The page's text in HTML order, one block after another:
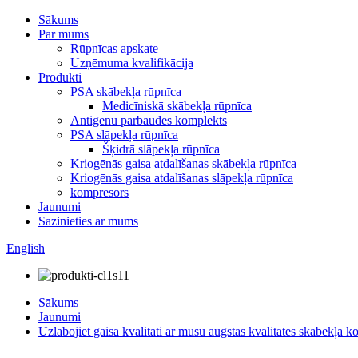
Sākums
Par mums
Rūpnīcas apskate
Uzņēmuma kvalifikācija
Produkti
PSA skābekļa rūpnīca
Medicīniskā skābekļa rūpnīca
Antigēnu pārbaudes komplekts
PSA slāpekļa rūpnīca
Šķidrā slāpekļa rūpnīca
Kriogēnās gaisa atdalīšanas skābekļa rūpnīca
Kriogēnās gaisa atdalīšanas slāpekļa rūpnīca
kompresors
Jaunumi
Sazinieties ar mums
English
Sākums
Jaunumi
Uzlabojiet gaisa kvalitāti ar mūsu augstas kvalitātes skābekļa